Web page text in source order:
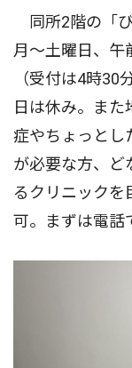
同所2階の「
月～土曜日、午
（受付は4時30
日は休み。ま
症やちょっとし
が必要な方、ど
るクリニックを
可。まずは電話